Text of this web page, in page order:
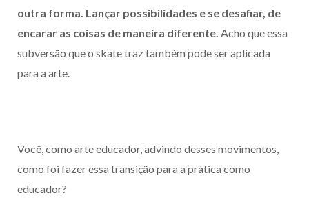
outra forma. Lançar possibilidades e se desafiar, de
encarar as coisas de maneira diferente. Acho que essa
subversão que o skate traz também pode ser aplicada
para a arte.
Você, como arte educador, advindo desses movimentos,
como foi fazer essa transição para a prática como
educador?